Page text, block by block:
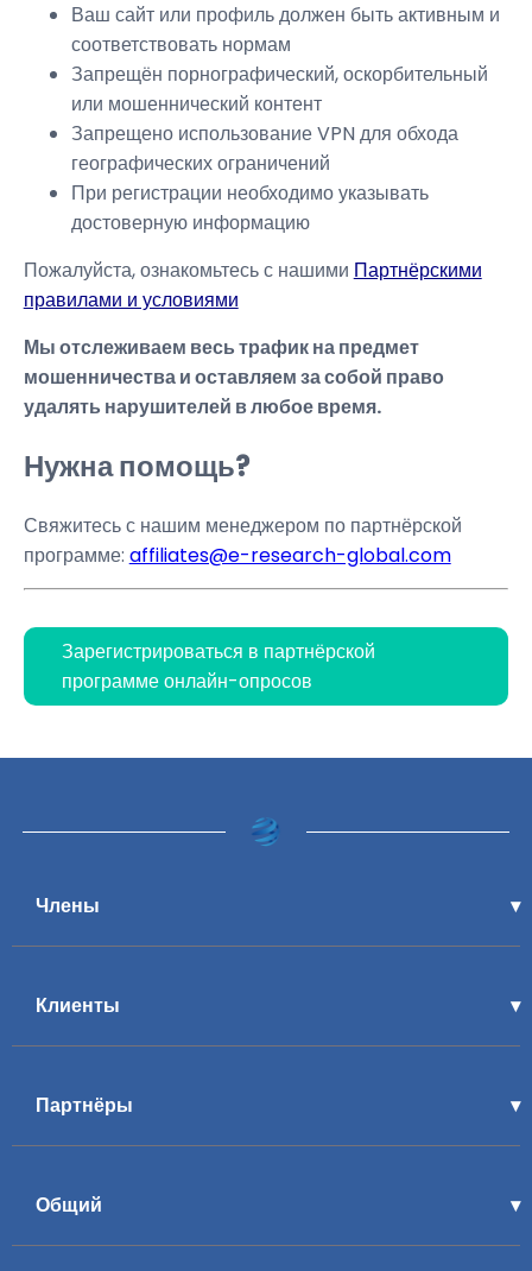
Ваш сайт или профиль должен быть активным и
соответствовать нормам
Запрещён порнографический, оскорбительный
или мошеннический контент
Запрещено использование VPN для обхода
географических ограничений
При регистрации необходимо указывать
достоверную информацию
Пожалуйста, ознакомьтесь с нашими Партнёрскими
правилами и условиями
Мы отслеживаем весь трафик на предмет
мошенничества и оставляем за собой право
удалять нарушителей в любое время.
Нужна помощь?
Свяжитесь с нашим менеджером по партнёрской
программе: affiliates@e-research-global.com
Зарегистрироваться в партнёрской
программе онлайн-опросов
Члены
Клиенты
Партнёры
Общий